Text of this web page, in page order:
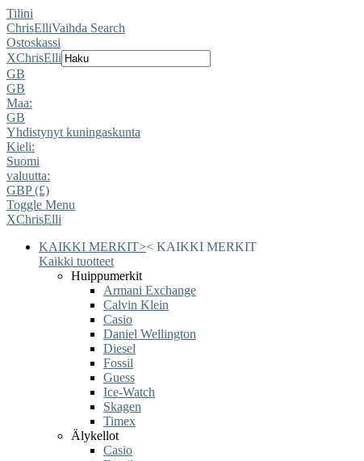
Tilini
ChrisElliVaihda Search
Ostoskassi
XChrisElli
GB
GB
Maa:
GB
Yhdistynyt kuningaskunta
Kieli:
Suomi
valuutta:
GBP (£)
Toggle Menu
XChrisElli
KAIKKI MERKIT>< KAIKKI MERKIT
Kaikki tuotteet
Huippumerkit
Armani Exchange
Calvin Klein
Casio
Daniel Wellington
Diesel
Fossil
Guess
Ice-Watch
Skagen
Timex
Älykellot
Casio